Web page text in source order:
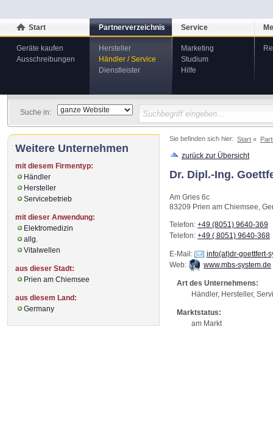
Start
Geräte kaufen
Ausschreibungen
Partnerverzeichnis
Hersteller
Händler / Service
Dienstleister
Service
Marketing
Studium
Hilfe
Suche in:
Sie befinden sich hier: Start
zurück zur Übersicht
Dr. Dipl.-Ing.
Am Gries 6c
83209 Prien am Chiemsee,
Telefon: +49 (8051) 9640-369
Telefon: +49 ( 8051) 9640-368
E-Mail:
info(at)dr-goettfert-
Web:
www.mbs-system.de
Art des Unternehmens:
Händler, Hersteller,
Marktstatus:
am Markt
Weitere Unternehmen
mit diesem Firmentyp:
Händler
Hersteller
Servicebetrieb
mit dieser Anwendung:
Elektromedizin
allg.
Vitalwellen
aus dieser Stadt:
Prien am Chiemsee
aus diesem Land:
Germany